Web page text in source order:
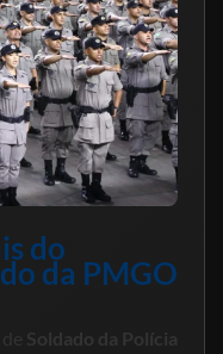
do
da PMGO
Soldado da Polícia